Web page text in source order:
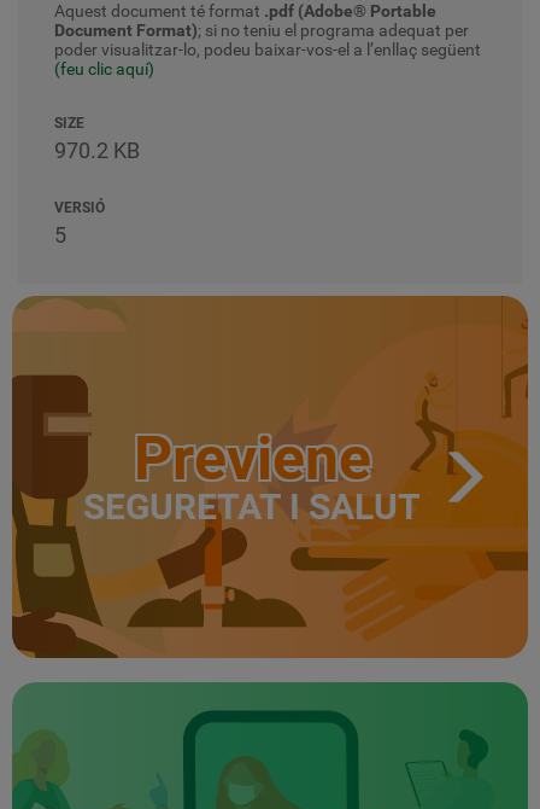
Aquest document té format .pdf (Adobe® Portable
Document Format); si no teniu el programa adequat per
poder visualitzar-lo, podeu baixar-vos-el a l’enllaç següent
(feu clic aquí)
SIZE
970.2 KB
VERSIÓ
5
Previene
SEGURETAT I SALUT